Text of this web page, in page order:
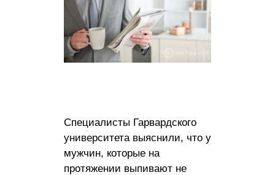
Специалисты Гарвардского
университета выяснили, что у
мужчин, которые на
протяжении выпивают не